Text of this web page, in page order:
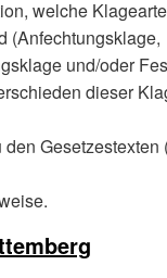
welche
(Anfechtungsklage,
und/oder
dieser
Gesetzestexten